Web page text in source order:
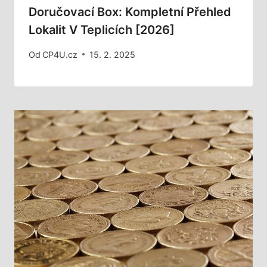
Doručovací Box: Kompletní Přehled
Lokalit V Teplicích [2026]
Od CP4U.cz 15. 2. 2025